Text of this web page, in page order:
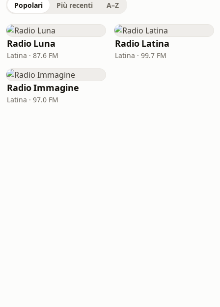
Popolari Più recenti A–Z
Radio Luna
Latina · 87.6 FM
Radio Latina
Latina · 99.7 FM
Radio Immagine
Latina · 97.0 FM